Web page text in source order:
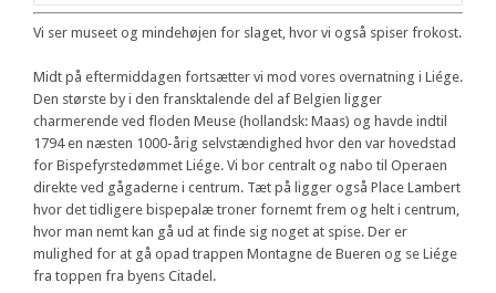
Vi ser museet og mindehøjen for slaget, hvor vi også spiser frokost.
Midt på eftermiddagen fortsætter vi mod vores overnatning i Liége.
Den største by i den fransktalende del af Belgien ligger
charmerende ved floden Meuse (hollandsk: Maas) og havde indtil
1794 en næsten 1000-årig selvstændighed hvor den var hovedstad
for Bispefyrstedømmet Liége. Vi bor centralt og nabo til Operaen
direkte ved gågaderne i centrum. Tæt på ligger også Place Lambert
hvor det tidligere bispepalæ troner fornemt frem og helt i centrum,
hvor man nemt kan gå ud at finde sig noget at spise. Der er
mulighed for at gå opad trappen Montagne de Bueren og se Liége
fra toppen fra byens Citadel.